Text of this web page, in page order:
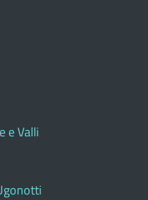
e Valli